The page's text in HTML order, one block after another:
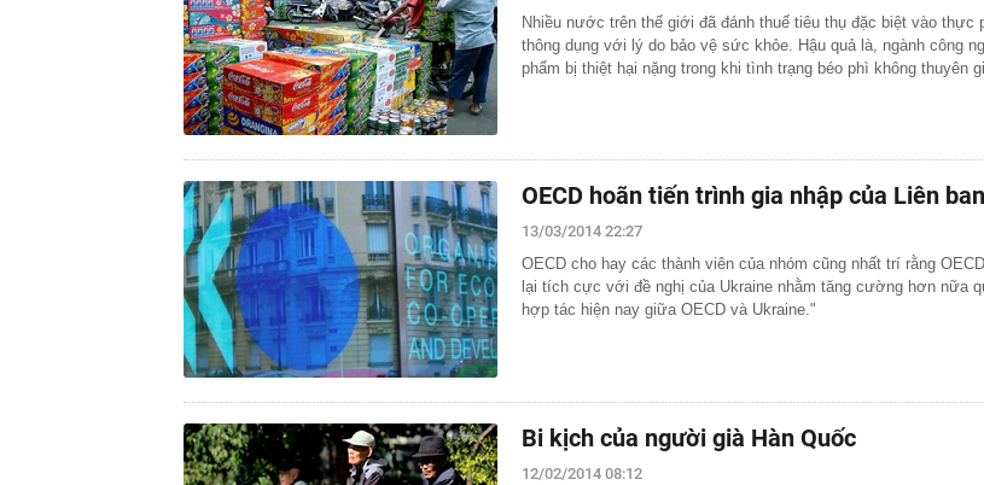
Nhiều nước trên thế giới đã đánh thuế tiêu thụ đặc biệt vào thực
thông dụng với lý do bảo vệ sức khỏe. Hậu quả là, ngành công
phẩm bị thiệt hại nặng trong khi tình trạng béo phì không thuyên
OECD hoãn tiến trình gia nhập của Liên
13/03/2014 22:27
OECD cho hay các thành viên của nhóm cũng nhất trí rằng
lại tích cực với đề nghị của Ukraine nhằm tăng cường hơn nữa
hợp tác hiện nay giữa OECD và Ukraine."
Bi kịch của người già Hàn Quốc
12/02/2014 08:12